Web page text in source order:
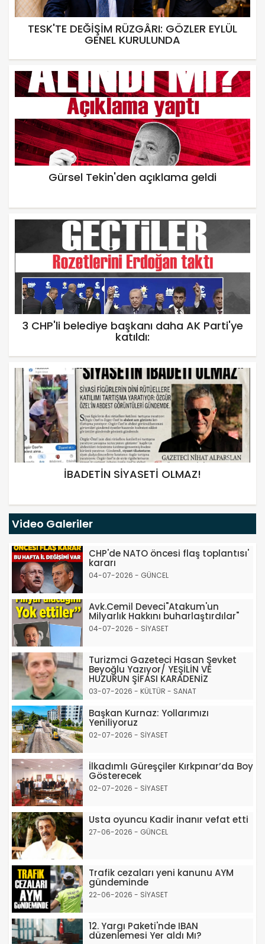
TESK'TE DEĞİŞİM RÜZGÂRI: GÖZLER EYLÜL
GENEL KURULUNDA
Gürsel Tekin'den açıklama geldi
3 CHP'li belediye başkanı daha AK Parti'ye
katıldı:
İBADETİN SİYASETİ OLMAZ!
Video Galeriler
CHP'de NATO öncesi flaş toplantısı'
kararı
04-07-2026 - GÜNCEL
Avk.Cemil Deveci"Atakum'un
Milyarlık Hakkını buharlaştırdılar"
04-07-2026 - SİYASET
Turizmci Gazeteci Hasan Şevket
Beyoğlu Yazıyor/ YEŞİLİN VE
HUZURUN ŞİFASI KARADENİZ
03-07-2026 - KÜLTÜR - SANAT
Başkan Kurnaz: Yollarımızı
Yeniliyoruz
02-07-2026 - SİYASET
İlkadımlı Güreşçiler Kırkpınar’da Boy
Gösterecek
02-07-2026 - SİYASET
Usta oyuncu Kadir İnanır vefat etti
27-06-2026 - GÜNCEL
Trafik cezaları yeni kanunu AYM
gündeminde
22-06-2026 - SİYASET
12. Yargı Paketi'nde IBAN
düzenlemesi Yer aldı Mı?